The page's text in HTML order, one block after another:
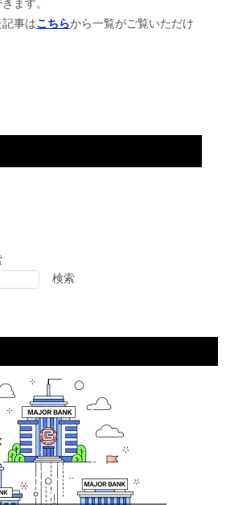
ます。
事はこちらから一覧がご覧いただけ
検索